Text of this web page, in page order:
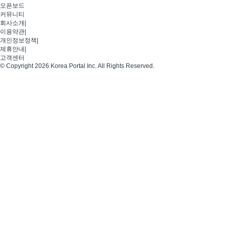
오픈보드
커뮤니티
회사소개
이용약관
개인정보정책
제휴안내
고객센터
© Copyright 2026 Korea Portal Inc. All Rights Reserved.